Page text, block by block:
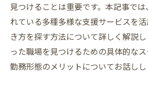
見つけることは重要です。本記事で
れている多種多様な支援サービスを
き方を探す方法について詳しく解説
った職場を見つけるための具体的な
勤務形態のメリットについてお話しし